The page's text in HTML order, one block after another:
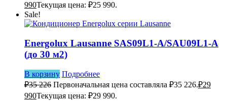
990Текущая цена: ₽25 990.
Sale!
Energolux Lausanne SAS09L1-A/SAU09L1-A
(до 30 м2)
В корзину Подробнее
₽35 226 Первоначальная цена составляла ₽35 226.₽29
990Текущая цена: ₽29 990.